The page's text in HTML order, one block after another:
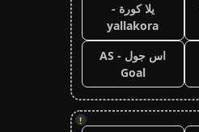
يلا كورة -
yallakora
اس جول - AS
Goal
!